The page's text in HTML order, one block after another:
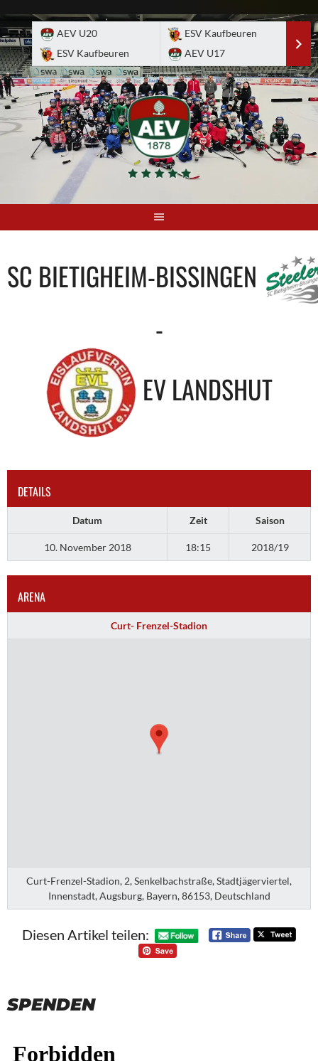
to
content
AEV U20
ESV Kaufbeuren
ESV Kaufbeuren
AEV U17
SC BIETIGHEIM-BISSINGEN
-
EV LANDSHUT
DETAILS
Datum Zeit Saison
10. November 2018 18:15 2018/19
ARENA
Curt- Frenzel-Stadion
Curt-Frenzel-Stadion, 2, Senkelbachstraße, Stadtjägerviertel,
Innenstadt, Augsburg, Bayern, 86153, Deutschland
Diesen Artikel teilen:
SPENDEN